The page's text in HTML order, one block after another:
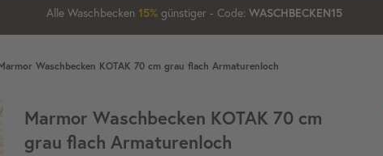
14 28 23
Alle Waschbecken 15% günstiger - Code: WASCHBECKEN15
20%
Waschbecken KOTAK 70 cm grau flach Armaturenloch
Marmor Waschbecken KOTAK 70 cm
grau flach Armaturenloch